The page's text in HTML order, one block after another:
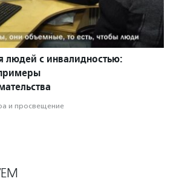
людей с инвалидностью:
и просвещение